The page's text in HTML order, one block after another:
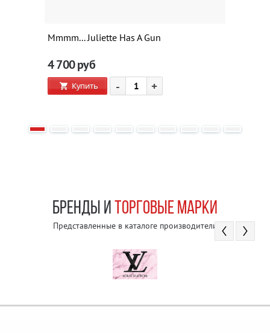
Mmmm... Juliette Has A Gun
4 700руб
Купить - +
БРЕНДЫ И ТОРГОВЫЕ МАРКИ
Представленные в каталоге производители